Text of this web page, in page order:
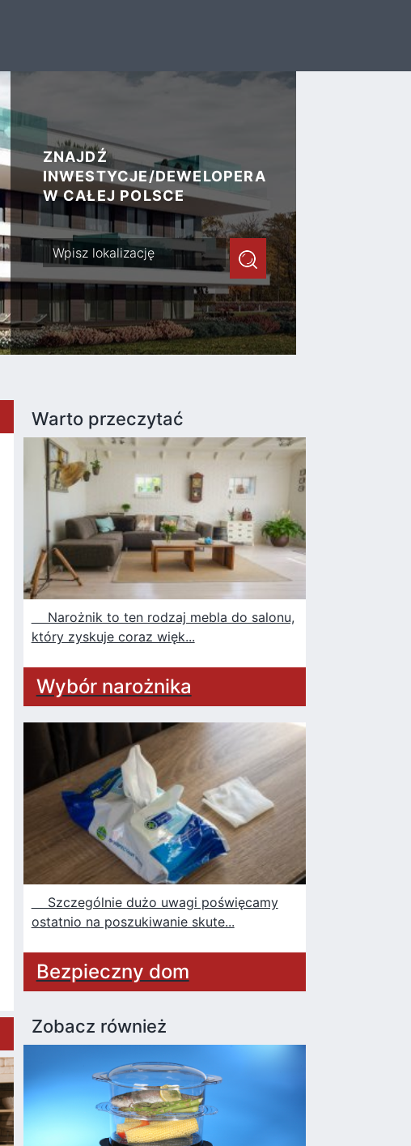
ZNAJDŹ
INWESTYCJE/DEWELOPERA
W CAŁEJ POLSCE
Warto przeczytać
Narożnik to ten rodzaj mebla do salonu,
który zyskuje coraz więk...
Wybór narożnika
Szczególnie dużo uwagi poświęcamy
ostatnio na poszukiwanie skute...
Bezpieczny dom
Zobacz również